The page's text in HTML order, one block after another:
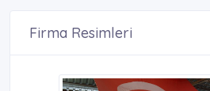
Firma Resimleri